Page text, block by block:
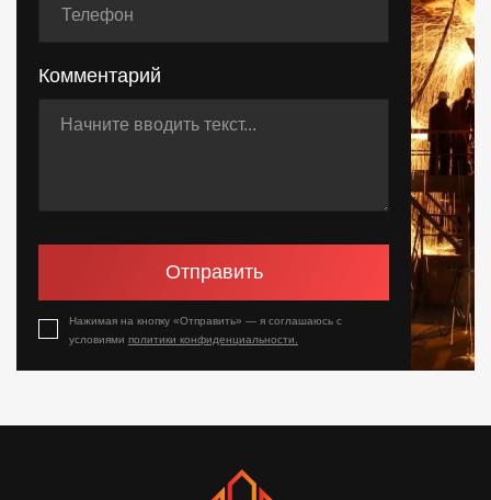
Комментарий
Отправить
Нажимая на кнопку «Отправить» — я соглашаюсь с
условиями политики конфиденциальности.